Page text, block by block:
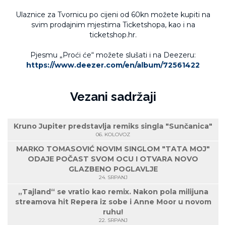
Ulaznice za Tvornicu po cijeni od 60kn možete kupiti na
svim prodajnim mjestima Ticketshopa, kao i na
ticketshop.hr.
Pjesmu „Proći će“ možete slušati i na Deezeru:
https://www.deezer.com/en/album/72561422
Vezani sadržaji
Kruno Jupiter predstavlja remiks singla "Sunčanica"
06. KOLOVOZ
MARKO TOMASOVIĆ NOVIM SINGLOM "TATA MOJ"
ODAJE POČAST SVOM OCU I OTVARA NOVO
GLAZBENO POGLAVLJE
24. SRPANJ
„Tajland“ se vratio kao remix. Nakon pola milijuna
streamova hit Repera iz sobe i Anne Moor u novom
ruhu!
22. SRPANJ